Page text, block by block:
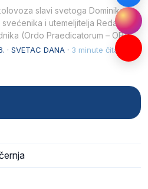
slavi svetoga Dominika
svećenika i utemeljitelja Reda
(Ordo Praedicatorum – OP).
dubokom ljubavlju prema
· SVETAC DANA · 3 minute čitanja